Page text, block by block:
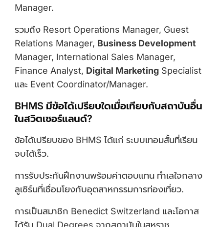
Manager.
รวมถึง Resort Operations Manager, Guest
Relations Manager, Business Development
Manager, International Sales Manager,
Finance Analyst, Digital Marketing Specialist
และ Event Coordinator/Manager.
BHMS มีข้อได้เปรียบใดเมื่อเทียบกับสถาบันอื่น
ในสวิตเซอร์แลนด์?
ข้อได้เปรียบของ BHMS ได้แก่ ระบบเทอมสั้นที่เรียน
จบได้เร็ว.
การรับประกันฝึกงานพร้อมค่าตอบแทน ทำเลใจกลาง
ลูเซิร์นที่เชื่อมโยงกับอุตสาหกรรมการท่องเที่ยว.
การเป็นสมาชิก Benedict Switzerland และโอกาส